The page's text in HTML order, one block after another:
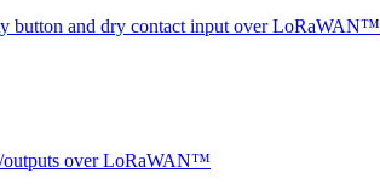
button and dry contact input over LoRaWAN™
outputs over LoRaWAN™